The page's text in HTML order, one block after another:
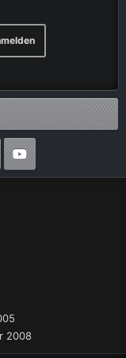
2008